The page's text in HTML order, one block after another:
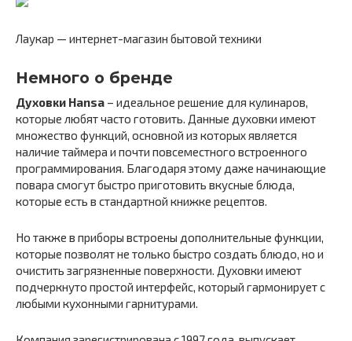
Лаукар — интернет-магазин бытовой техники
Немного о бренде
Духовки Hansa – идеальное решение для кулинаров,
которые любят часто готовить. Данные духовки имеют
множество функций, основной из которых является
наличие таймера и почти повсеместного встроенного
программирования. Благодаря этому даже начинающие
повара смогут быстро приготовить вкусные блюда,
которые есть в стандартной книжке рецептов.
Но также в приборы встроены дополнительные функции,
которые позволят не только быстро создать блюдо, но и
очистить загрязненные поверхности. Духовки имеют
подчеркнуто простой интерфейс, который гармонирует с
любыми кухонными гарнитурами.